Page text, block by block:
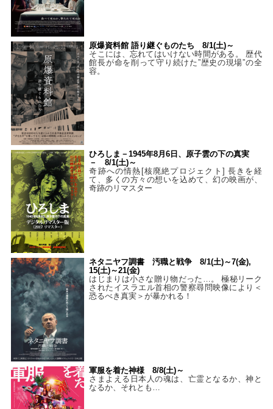
原爆資料館 語り継ぐものたち 8/1(土)～
そこには、忘れてはいけない時間がある。 歴代
館長が命を削って守り続けた”歴史の現場”の全
容。
ひろしま－1945年8月6日、原子雲の下の真実
－ 8/1(土)～
奇跡への情熱[核廃絶プロジェクト] 長きを経
て、多くの方々の想いを込めて、幻の映画が、
奇跡のリマスター
ネタニヤフ調書 汚職と戦争 8/1(土)～7(金),
15(土)～21(金)
はじまりは小さな贈り物だった…。 極秘リーク
されたイスラエル首相の警察尋問映像により＜
恐るべき真実＞が暴かれる！
軍服を着た神様 8/8(土)～
さまよえる日本人の魂は、亡霊となるか、神と
なるか、それとも…